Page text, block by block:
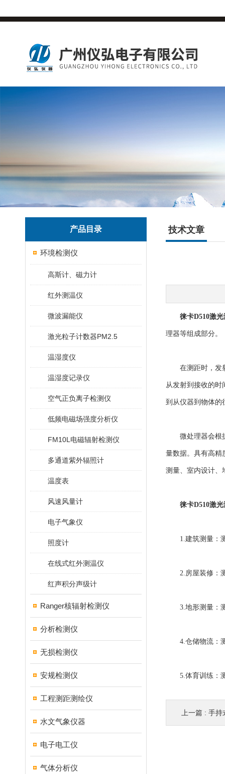
产品目录
环境检测仪
高斯计、磁力计
红外测温仪
微波漏能仪
激光粒子计数器PM2.5
温湿度仪
温湿度记录仪
空气正负离子检测仪
低频电磁场强度分析仪
FM10L电磁辐射检测仪
多通道紫外辐照计
温度表
风速风量计
电子气象仪
照度计
在线式红外测温仪
红声积分声级计
Ranger核辐射检测仪
分析检测仪
无损检测仪
安规检测仪
工程测距测绘仪
水文气象仪器
电子电工仪
气体分析仪
技术文章
徕卡D510激
理器等组成部分。
在测距时，发射
从发射到接收的时
到从仪器到物体的
微处理器会根据
量数据。具有高精
测量、室内设计、
徕卡D510激
1.建筑测量：测
2.房屋装修：测
3.地形测量：测
4.仓储物流：测
5.体育训练：测
上一篇 : 手持